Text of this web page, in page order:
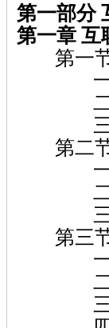
第一部分
第一章 互
第一节
一、
二、
三、行
第二节
一、
二、行
三、行
第三节
一、
二、
三、